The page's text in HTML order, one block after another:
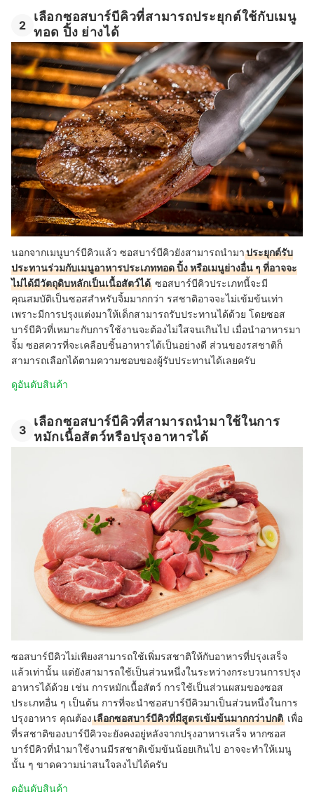
2
เลือกซอสบาร์บีคิวที่สามารถประยุกต์ใช้กับเมนู
ทอด ปิ้ง ย่างได้
นอกจากเมนูบาร์บีคิวแล้ว ซอสบาร์บีคิวยังสามารถนำมาประยุกต์รับ
ประทานร่วมกับเมนูอาหารประเภททอด ปิ้ง หรือเมนูย่างอื่น ๆ ที่อาจจะ
ไม่ได้มีวัตถุดิบหลักเป็นเนื้อสัตว์ได้ ซอสบาร์บีคิวประเภทนี้จะมี
คุณสมบัติเป็นซอสสำหรับจิ้มมากกว่า รสชาติอาจจะไม่เข้มข้นเท่า
เพราะมีการปรุงแต่งมาให้เด็กสามารถรับประทานได้ด้วย โดยซอส
บาร์บีคิวที่เหมาะกับการใช้งานจะต้องไม่ใสจนเกินไป เมื่อนำอาหารมา
จิ้ม ซอสควรที่จะเคลือบชิ้นอาหารได้เป็นอย่างดี ส่วนของรสชาติก็
สามารถเลือกได้ตามความชอบของผู้รับประทานได้เลยครับ
ดูอันดับสินค้า
3
เลือกซอสบาร์บีคิวที่สามารถนำมาใช้ในการ
หมักเนื้อสัตว์หรือปรุงอาหารได้
ซอสบาร์บีคิวไม่เพียงสามารถใช้เพิ่มรสชาติให้กับอาหารที่ปรุงเสร็จ
แล้วเท่านั้น แต่ยังสามารถใช้เป็นส่วนหนึ่งในระหว่างกระบวนการปรุง
อาหารได้ด้วย เช่น การหมักเนื้อสัตว์ การใช้เป็นส่วนผสมของซอส
ประเภทอื่น ๆ เป็นต้น การที่จะนำซอสบาร์บีคิวมาเป็นส่วนหนึ่งในการ
ปรุงอาหาร คุณต้องเลือกซอสบาร์บีคิวที่มีสูตรเข้มข้นมากกว่าปกติ เพื่อ
ที่รสชาติของบาร์บีคิวจะยังคงอยู่หลังจากปรุงอาหารเสร็จ หากซอส
บาร์บีคิวที่นำมาใช้งานมีรสชาติเข้มข้นน้อยเกินไป อาจจะทำให้เมนู
นั้น ๆ ขาดความน่าสนใจลงไปได้ครับ
ดูอันดับสินค้า